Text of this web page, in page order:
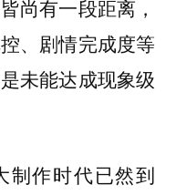
尚有一段距离，
、剧情完成度等
未能达成现象级
制作时代已然到